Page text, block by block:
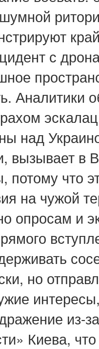
с
Аналитики
над
вызывает в
потому что
на чужой
опросам и
но
из-
Киева,